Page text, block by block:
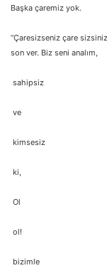
Başka çaremiz yok.
“Çaresizseniz çare
son ver. Biz seni analım,
sahipsiz
ve
kimsesiz
ki,
Ol
ol!
bizimle